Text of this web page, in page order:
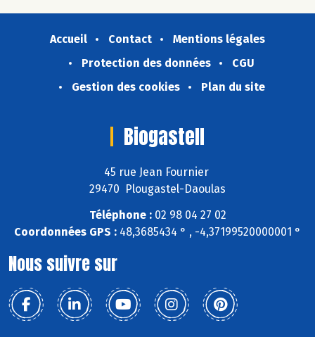
Accueil Contact
Mentions légales
Protection des données
CGU
Gestion des cookies
Plan du site
Biogastell
45 rue Jean Fournier
29470 Plougastel-Daoulas
Téléphone :02 98 04 27 02
Coordonnées GPS : 48,3685434 ° , -4,37199520000001 °
Nous suivre sur